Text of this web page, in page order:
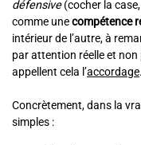
défensive(cocher la case,
comme unecompétence
intérieur de l’autre, à
par attention réelle et
appellent cela l’accordage.
Concrètement, dans la
simples :